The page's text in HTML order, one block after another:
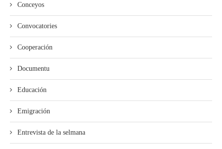
Conceyos
Convocatories
Cooperación
Documentu
Educación
Emigración
Entrevista de la selmana